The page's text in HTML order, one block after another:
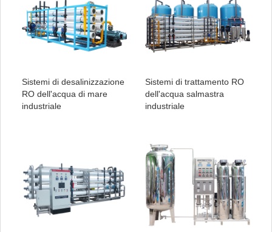
Sistemi di desalinizzazione
RO dell'acqua di mare
industriale
Sistemi di trattamento RO
dell'acqua salmastra
industriale